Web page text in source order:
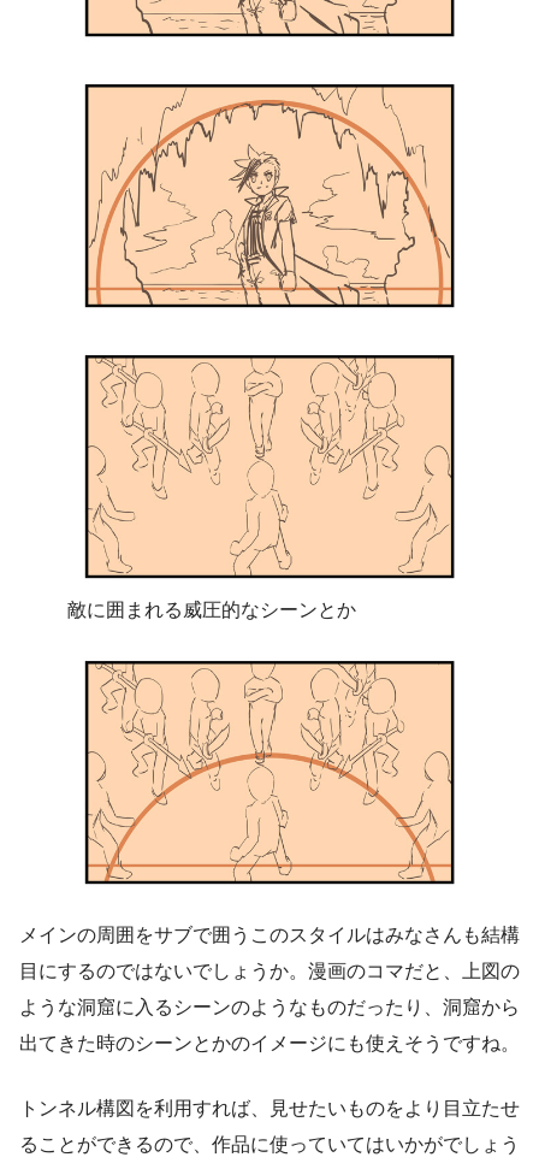
敵に囲まれる威圧的なシーンとか
メインの周囲をサブで囲うこのスタイルはみなさんも結構
目にするのではないでしょうか。漫画のコマだと、上図の
ような洞窟に入るシーンのようなものだったり、洞窟から
出てきた時のシーンとかのイメージにも使えそうですね。
トンネル構図を利用すれば、見せたいものをより目立たせ
ることができるので、作品に使っていてはいかがでしょう